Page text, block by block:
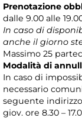
Prenotazione
dalle 9.00 alle
In caso di
anche il giorno
Massimo 25
Modalità di
In caso di
necessario
seguente
giov. ore 8.30 –